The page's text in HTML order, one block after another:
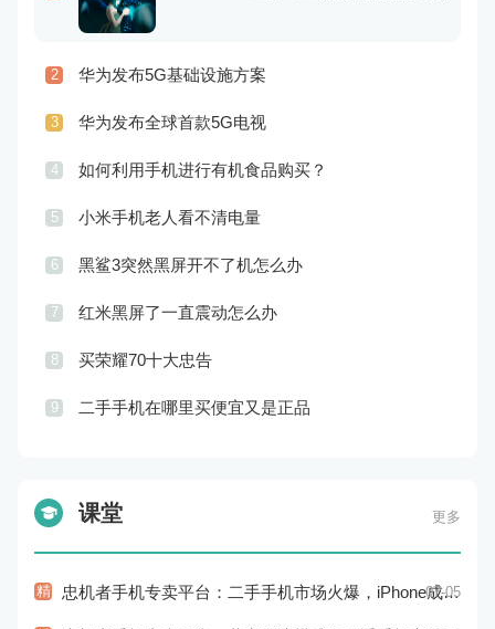
2 华为发布5G基础设施方案
3 华为发布全球首款5G电视
4 如何利用手机进行有机食品购买？
5 小米手机老人看不清电量
6 黑鲨3突然黑屏开不了机怎么办
7 红米黑屏了一直震动怎么办
8 买荣耀70十大忠告
9 二手手机在哪里买便宜又是正品
课堂 更多
精 忠机者手机专卖平台：二手手机市场火爆，iPhone成为最受欢迎的品牌07-05